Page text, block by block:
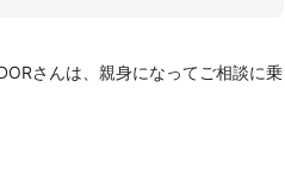
さんは、親身になってご相談に乗